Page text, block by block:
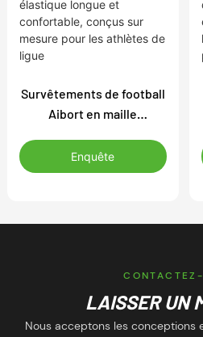
Survêtements de football
Aibort en maille
équilibrée, coupe
élastique longue et
Enquête
LAISSER UN
Nous acceptons les conceptions